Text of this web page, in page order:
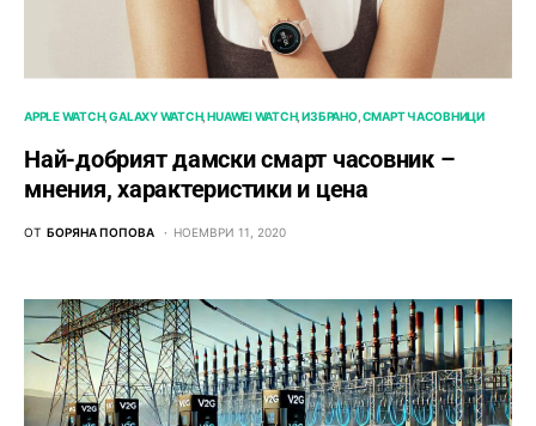
APPLE WATCH GALAXY WATCH HUAWEI WATCH ИЗБРАНО СМАРТ ЧАСОВНИЦИ
Най-добрият дамски смарт часовник –
мнения, характеристики и цена
ОТ БОРЯНА ПОПОВА НОЕМВРИ 11, 2020